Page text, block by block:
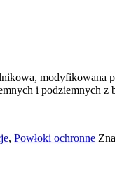
i podziemnych z
, Powłoki ochronne